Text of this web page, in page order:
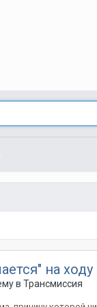
на ходу
в Трансмиссия